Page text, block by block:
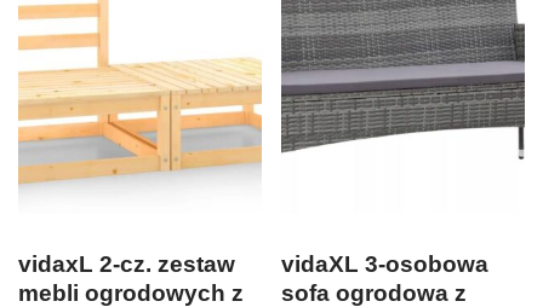
vidaxL 2-cz. zestaw
mebli ogrodowych z
vidaXL 3-osobowa
sofa ogrodowa z